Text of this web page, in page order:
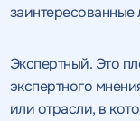
Экспертный. Это
экспертного
или отрасли, в